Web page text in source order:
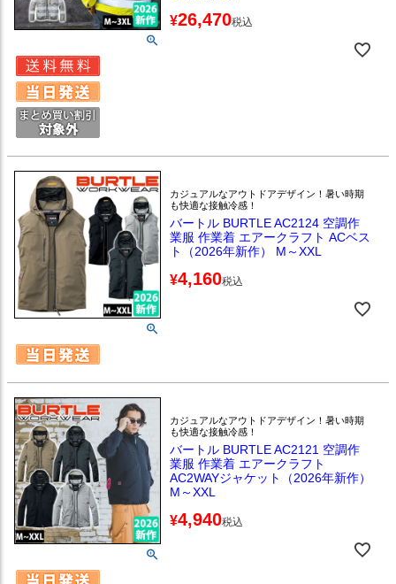
¥26,470税込
カジュアルなアウトドアデザイン！暑い時期
も快適な接触冷感！
バートル BURTLE AC2124 空調作
業服 作業着 エアークラフト ACベス
ト（2026年新作） M～XXL
¥4,160税込
カジュアルなアウトドアデザイン！暑い時期
も快適な接触冷感！
バートル BURTLE AC2121 空調作
業服 作業着 エアークラフト
AC2WAYジャケット（2026年新作）
M～XXL
¥4,940税込